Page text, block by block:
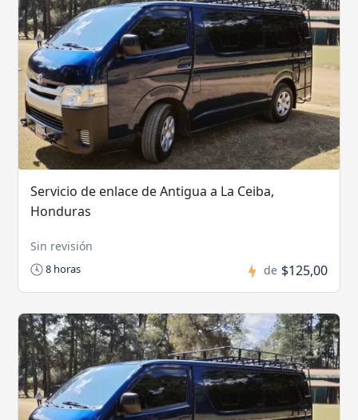
Servicio de enlace de Antigua a La Ceiba,
Honduras
Sin revisión
8 horas de $125,00